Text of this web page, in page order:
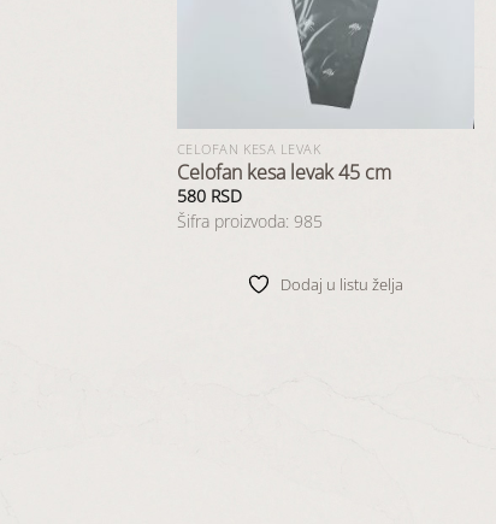
CELOFAN KESA LEVAK
Celofan kesa levak 45 cm
580 RSD
Šifra proizvoda: 985
Dodaj u listu želja